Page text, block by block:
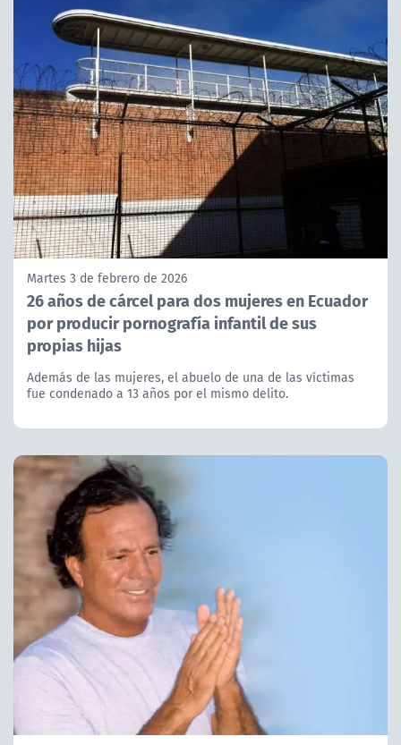
Martes 3 de febrero de 2026
26 años de cárcel para dos mujeres en Ecuador
por producir pornografía infantil de sus
propias hijas
Además de las mujeres, el abuelo de una de las víctimas
fue condenado a 13 años por el mismo delito.